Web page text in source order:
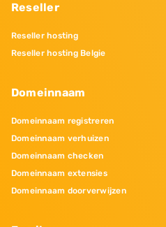
Reseller
Reseller hosting
Reseller hosting Belgie
Domeinnaam
Domeinnaam registreren
Domeinnaam verhuizen
Domeinnaam checken
Domeinnaam extensies
Domeinnaam doorverwijzen